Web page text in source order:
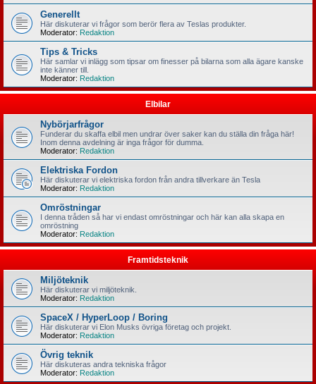
Generellt
Här diskuterar vi frågor som berör flera av Teslas produkter.
Moderator: Redaktion
Tips & Tricks
Här samlar vi inlägg som tipsar om finesser på bilarna som alla ägare kanske
inte känner till.
Moderator: Redaktion
Elbilar
Nybörjarfrågor
Funderar du skaffa elbil men undrar över saker kan du ställa din fråga här!
Inom denna avdelning är inga frågor för dumma.
Moderator: Redaktion
Elektriska Fordon
Här diskuterar vi elektriska fordon från andra tillverkare än Tesla
Moderator: Redaktion
Omröstningar
I denna tråden så har vi endast omröstningar och här kan alla skapa en
omröstning
Moderator: Redaktion
Framtidsteknik
Miljöteknik
Här diskuterar vi miljöteknik.
Moderator: Redaktion
SpaceX / HyperLoop / Boring
Här diskuterar vi Elon Musks övriga företag och projekt.
Moderator: Redaktion
Övrig teknik
Här diskuteras andra tekniska frågor
Moderator: Redaktion